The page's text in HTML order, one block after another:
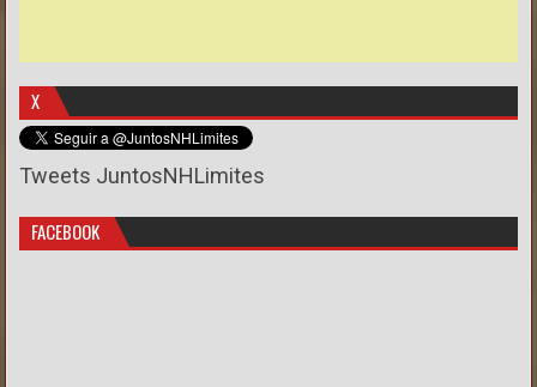
X
Tweets JuntosNHLimites
FACEBOOK